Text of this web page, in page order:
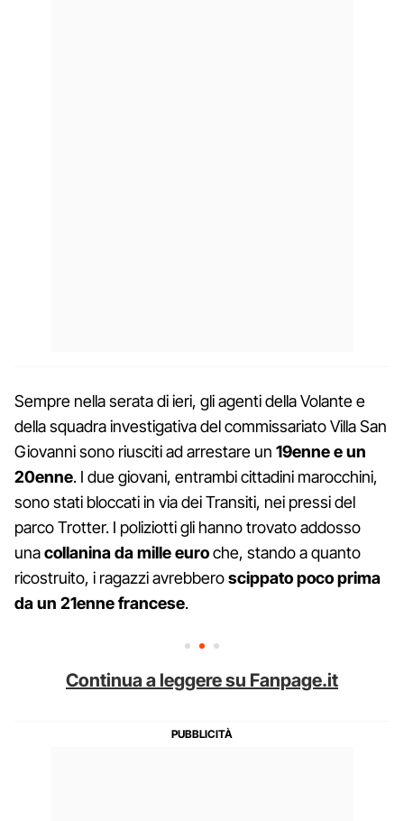
Sempre nella serata di ieri, gli agenti della Volante e
della squadra investigativa del commissariato Villa San
Giovanni sono riusciti ad arrestare un 19enne e un
20enne. I due giovani, entrambi cittadini marocchini,
sono stati bloccati in via dei Transiti, nei pressi del
parco Trotter. I poliziotti gli hanno trovato addosso
unacollanina da mille euroche, stando a quanto
ricostruito, i ragazzi avrebberoscippato poco prima
da un 21enne francese.
Continua a leggere su Fanpage.it